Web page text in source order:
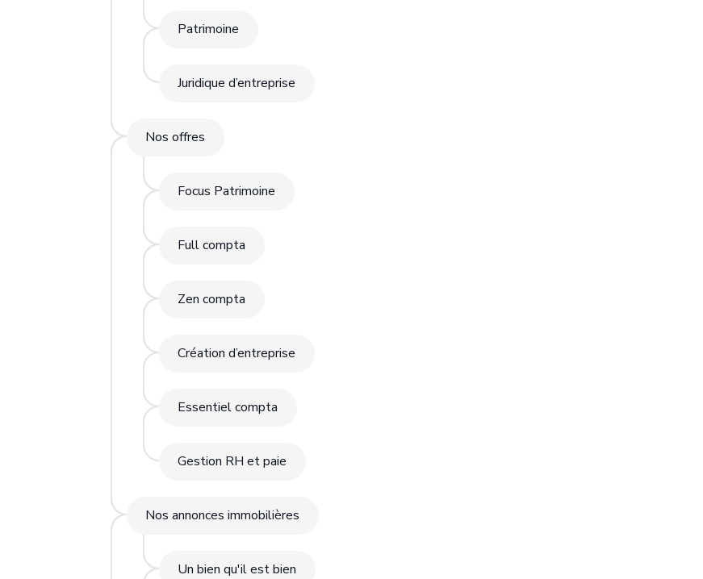
Patrimoine
Juridique d’entreprise
Nos offres
Focus Patrimoine
Full compta
Zen compta
Création d’entreprise
Essentiel compta
Gestion RH et paie
Nos annonces immobilières
Un bien qu'il est bien